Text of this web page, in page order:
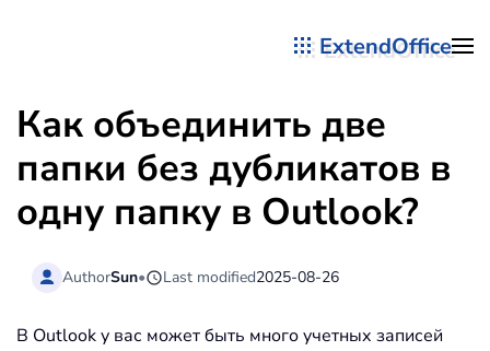
ExtendOffice
Как объединить две
папки без дубликатов в
одну папку в Outlook?
AuthorSun• Last modified2025-08-26
В Outlook у вас может быть много учетных записей